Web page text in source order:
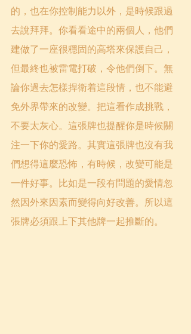
的，也在你控制能力以外，是時候跟過
去說拜拜。你看看途中的兩個人，他們
建做了一座很穩固的高塔來保護自己，
但最終也被雷電打破，令他們倒下。無
論你過去怎樣捍衛着這段情，也不能避
免外界帶來的改變。把這看作成挑戰，
不要太灰心。這張牌也提醒你是時候關
注一下你的愛路。其實這張牌也沒有我
們想得這麼恐怖，有時候，改變可能是
一件好事。比如是一段有問題的愛情忽
然因外來因素而變得向好改善。所以這
張牌必須跟上下其他牌一起推斷的。